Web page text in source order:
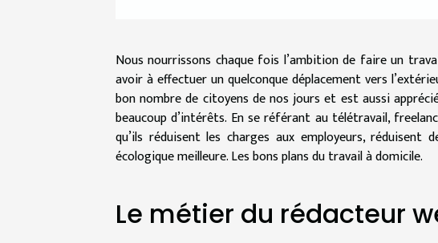
Nous nourrissons chaque fois l’ambition de faire un
avoir à effectuer un quelconque déplacement vers
bon nombre de citoyens de nos jours et est aussi
beaucoup d’intérêts. En se référant au télétravail,
qu’ils réduisent les charges aux employeurs,
écologique meilleure. Les bons plans du travail à domicile.
Le métier du rédacteur